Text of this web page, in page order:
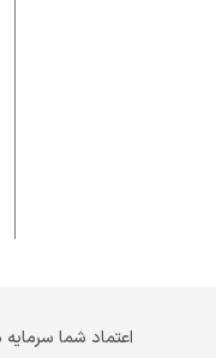
اعتماد شما